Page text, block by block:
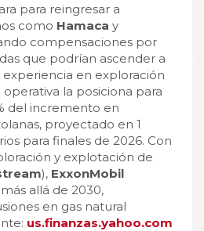
para reingresar a
como Hamaca y
compensaciones por
que podrían ascender a
experiencia en exploración
la posiciona para
del incremento en
proyectado en 1
para finales de 2026. Con
y explotación de
), ExxonMobil
allá de 2030,
en gas natural
us.finanzas.yahoo.com